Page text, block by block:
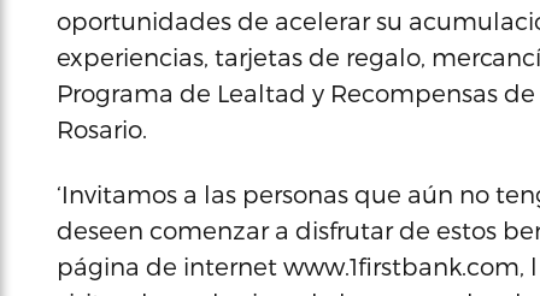
oportunidades de acelerar su
experiencias, tarjetas de regalo,
Programa de Lealtad y Recompensas
Rosario.
‘Invitamos a las personas que aún no
deseen comenzar a disfrutar de estos
página de internet www.1firstbank.com,